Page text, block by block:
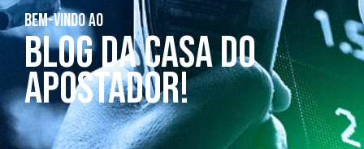
BEM-VINDO AO
BLOG DA CASA DO
APOSTADOR!